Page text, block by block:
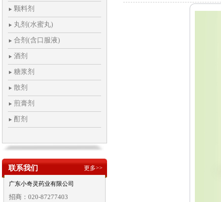
颗料剂
丸剂(水蜜丸)
合剂(含口服液)
酒剂
糖浆剂
散剂
煎膏剂
酊剂
联系我们 更多>>
广东小奇灵药业有限公司
招商：020-87277403